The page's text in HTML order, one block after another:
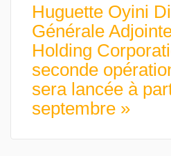
Huguette Oyini
Générale
Holding
seconde
sera lancée à
septembre »